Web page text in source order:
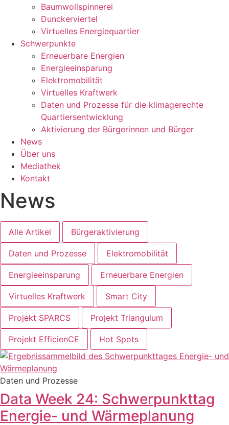
Baumwollspinnerei
Dunckerviertel
Virtuelles Energiequartier
Schwerpunkte
Erneuerbare Energien
Energieeinsparung
Elektromobilität
Virtuelles Kraftwerk
Daten und Prozesse für die klimagerechte
Quartiersentwicklung
Aktivierung der Bürgerinnen und Bürger
News
Über uns
Mediathek
Kontakt
News
Alle Artikel Bürgeraktivierung
Daten und Prozesse Elektromobilität
Energieeinsparung Erneuerbare Energien
Virtuelles Kraftwerk Smart City
Projekt SPARCS Projekt Triangulum
Projekt EfficienCE Hot Spots
Daten und Prozesse
Data Week 24: Schwerpunkttag
Energie- und Wärmeplanung